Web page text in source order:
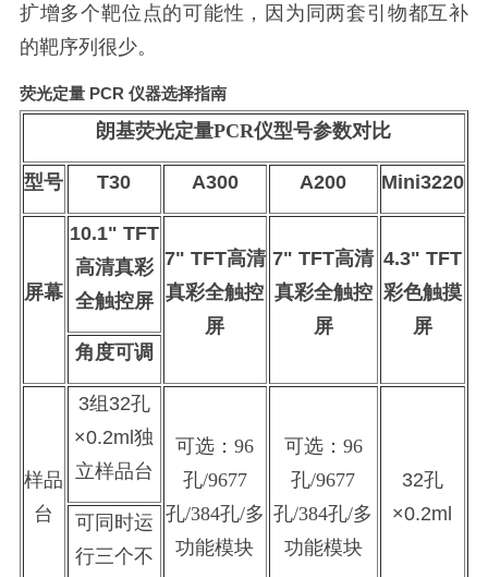
扩增多个靶位点的可能性，因为同两套引物都互补
的靶序列很少。
荧光定量PCR 仪器选择指南
朗基荧光定量PCR仪型号参数对比
型号 T30 A300 A200 Mini3220
屏幕
10.1" TFT
高清真彩
全触控屏
7" TFT高清
真彩全触控
屏
7" TFT高清
真彩全触控
屏
4.3" TFT
彩色触摸
屏
角度可调
样品
台
3组32孔
×0.2ml独
立样品台
可选：96
孔/9677
孔/384孔/多
功能模块
可选： 96
孔/9677
孔/384孔/多
功能模块
32孔
×0.2ml
可同时运
行三个不